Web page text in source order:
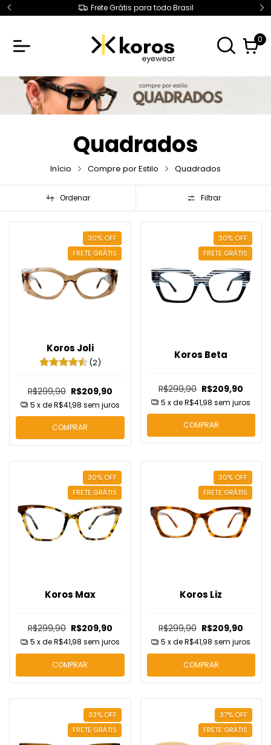
Frete Grátis para todo Brasil
0
Quadrados
Início Compre por Estilo Quadrados
Ordenar Filtrar
30% OFF
FRETE GRÁTIS
Koros Joli
(2)
R$299,90 R$209,90
5 x deR$41,98 sem juros
COMPRAR
30% OFF
FRETE GRÁTIS
Koros Beta
R$299,90 R$209,90
5 x deR$41,98 sem juros
COMPRAR
30% OFF
FRETE GRÁTIS
Koros Max
R$299,90 R$209,90
5 x deR$41,98 sem juros
COMPRAR
30% OFF
FRETE GRÁTIS
Koros Liz
R$299,90 R$209,90
5 x deR$41,98 sem juros
COMPRAR
33% OFF
FRETE GRÁTIS
37% OFF
FRETE GRÁTIS